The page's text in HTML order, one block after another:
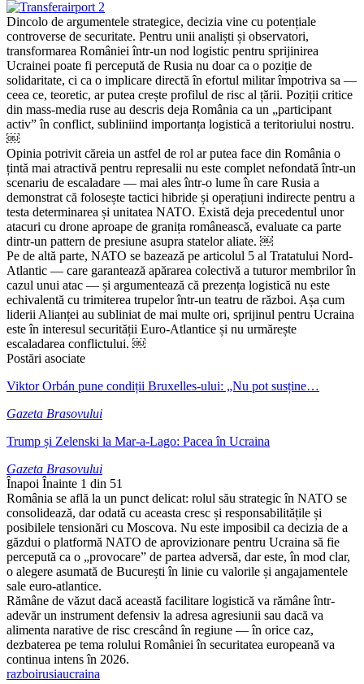
Dincolo de argumentele strategice, decizia vine cu potențiale
controverse de securitate. Pentru unii analiști și observatori,
transformarea României într-un nod logistic pentru sprijinirea
Ucrainei poate fi percepută de Rusia nu doar ca o poziție de
solidaritate, ci ca o implicare directă în efortul militar împotriva sa —
ceea ce, teoretic, ar putea crește profilul de risc al țării. Poziții critice
din mass-media ruse au descris deja România ca un „participant
activ” în conflict, subliniind importanța logistică a teritoriului nostru.
￼
Opinia potrivit căreia un astfel de rol ar putea face din România o
țintă mai atractivă pentru represalii nu este complet nefondată într-un
scenariu de escaladare — mai ales într-o lume în care Rusia a
demonstrat că folosește tactici hibride și operațiuni indirecte pentru a
testa determinarea și unitatea NATO. Există deja precedentul unor
atacuri cu drone aproape de granița românească, evaluate ca parte
dintr-un pattern de presiune asupra statelor aliate. ￼
Pe de altă parte, NATO se bazează pe articolul 5 al Tratatului Nord-
Atlantic — care garantează apărarea colectivă a tuturor membrilor în
cazul unui atac — și argumentează că prezența logistică nu este
echivalentă cu trimiterea trupelor într-un teatru de război. Așa cum
liderii Alianței au subliniat de mai multe ori, sprijinul pentru Ucraina
este în interesul securității Euro-Atlantice și nu urmărește
escaladarea conflictului. ￼
Postări asociate
Viktor Orbán pune condiții Bruxelles-ului: „Nu pot susține…
Gazeta Brasovului
Trump și Zelenski la Mar-a-Lago: Pacea în Ucraina
Gazeta Brasovului
Înapoi Înainte 1 din 51
România se află la un punct delicat: rolul său strategic în NATO se
consolidează, dar odată cu aceasta cresc și responsabilitățile și
posibilele tensionări cu Moscova. Nu este imposibil ca decizia de a
găzdui o platformă NATO de aprovizionare pentru Ucraina să fie
percepută ca o „provocare” de partea adversă, dar este, în mod clar,
o alegere asumată de București în linie cu valorile și angajamentele
sale euro-atlantice.
Rămâne de văzut dacă această facilitare logistică va rămâne într-
adevăr un instrument defensiv la adresa agresiunii sau dacă va
alimenta narative de risc crescând în regiune — în orice caz,
dezbaterea pe tema rolului României în securitatea europeană va
continua intens în 2026.
razboirusiaucraina